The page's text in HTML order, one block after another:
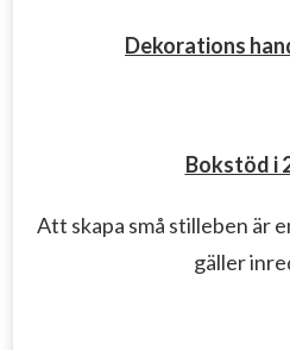
Dekorations
Bokstöd i
Att skapa små stilleben är
gäller